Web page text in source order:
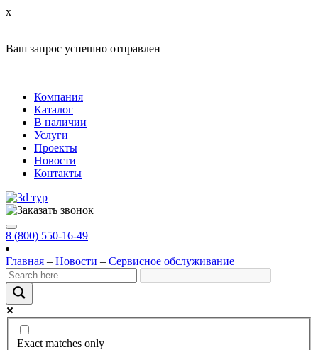
x
Ваш запрос успешно отправлен
Компания
Каталог
В наличии
Услуги
Проекты
Новости
Контакты
8 (800) 550-16-49
Главная – Новости – Сервисное обслуживание
Exact matches only